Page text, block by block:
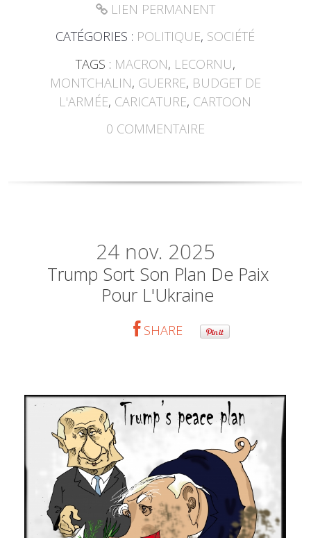
LIEN PERMANENT
CATÉGORIES : POLITIQUE, SOCIÉTÉ
TAGS : MACRON, LECORNU,
MONTCHALIN, GUERRE, BUDGET DE
L'ARMÉE, CARICATURE, CARTOON
0 COMMENTAIRE
24 nov. 2025
Trump Sort Son Plan De Paix
Pour L'Ukraine
SHARE